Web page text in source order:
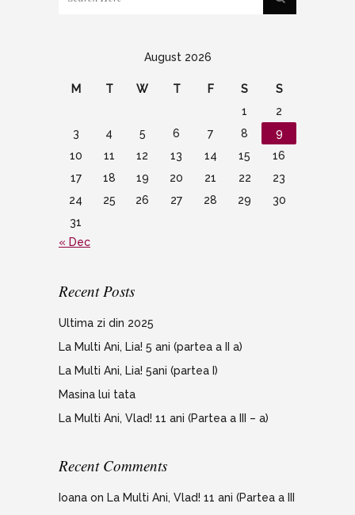
August 2026
M T W T F S
S
1
2
3
4 5 6 7 8
9
10
11 12 13 14 15
16
17
18 19 20 21 22
23
24
25 26 27 28 29
30
31
« Dec
Recent Posts
Ultima zi din 2025
La Multi Ani, Lia! 5 ani (partea a II a)
La Multi Ani, Lia! 5ani (partea I)
Masina lui tata
La Multi Ani, Vlad! 11 ani (Partea a III – a)
Recent Comments
Ioana on La Multi Ani, Vlad! 11 ani (Partea a III